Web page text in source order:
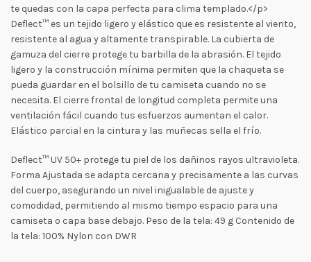
te quedas con la capa perfecta para clima templado.</p>
Deflect™ es un tejido ligero y elástico que es resistente al viento,
resistente al agua y altamente transpirable. La cubierta de
gamuza del cierre protege tu barbilla de la abrasión. El tejido
ligero y la construcción mínima permiten que la chaqueta se
pueda guardar en el bolsillo de tu camiseta cuando no se
necesita. El cierre frontal de longitud completa permite una
ventilación fácil cuando tus esfuerzos aumentan el calor.
Elástico parcial en la cintura y las muñecas sella el frío.
Deflect™ UV 50+ protege tu piel de los dañinos rayos ultravioleta.
Forma Ajustada se adapta cercana y precisamente a las curvas
del cuerpo, asegurando un nivel inigualable de ajuste y
comodidad, permitiendo al mismo tiempo espacio para una
camiseta o capa base debajo. Peso de la tela: 49 g Contenido de
la tela: 100% Nylon con DWR